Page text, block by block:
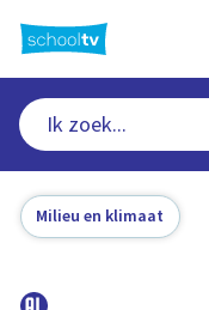
naar
hoofdinhoud
Milieu en klimaat